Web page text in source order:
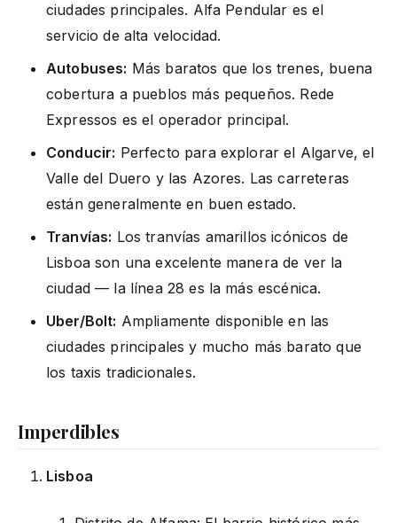
ciudades principales. Alfa Pendular es el
servicio de alta velocidad.
Autobuses: Más baratos que los trenes, buena
cobertura a pueblos más pequeños. Rede
Expressos es el operador principal.
Conducir: Perfecto para explorar el Algarve, el
Valle del Duero y las Azores. Las carreteras
están generalmente en buen estado.
Tranvías: Los tranvías amarillos icónicos de
Lisboa son una excelente manera de ver la
ciudad — la línea 28 es la más escénica.
Uber/Bolt: Ampliamente disponible en las
ciudades principales y mucho más barato que
los taxis tradicionales.
Imperdibles
Lisboa